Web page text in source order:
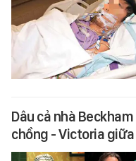
Dâu cả nhà
chồng - Victoria